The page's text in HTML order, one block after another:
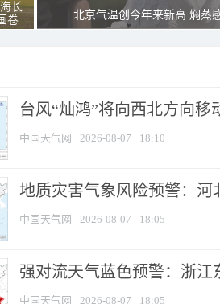
长
卷
北京气温创今年来新高 焖蒸
台风“灿鸿”将向西北方向移
中国天气网 2026-08-07 18:10
地质灾害气象风险预警：河
中国天气网 2026-08-07 18:05
强对流天气蓝色预警：浙江
中国天气网 2026-08-07 18:05